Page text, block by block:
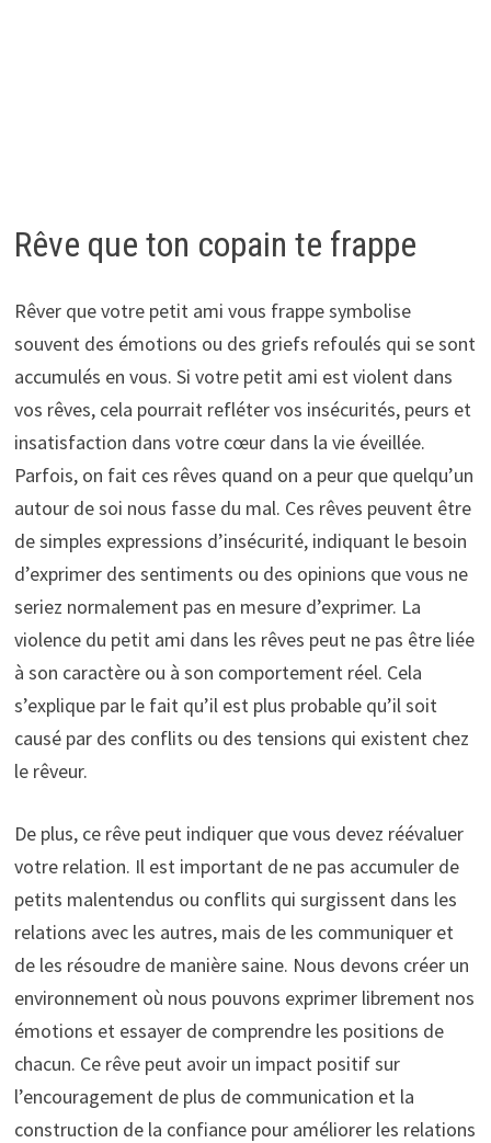
Rêve que ton copain te frappe
Rêver que votre petit ami vous frappe symbolise
souvent des émotions ou des griefs refoulés qui se sont
accumulés en vous. Si votre petit ami est violent dans
vos rêves, cela pourrait refléter vos insécurités, peurs et
insatisfaction dans votre cœur dans la vie éveillée.
Parfois, on fait ces rêves quand on a peur que quelqu’un
autour de soi nous fasse du mal. Ces rêves peuvent être
de simples expressions d’insécurité, indiquant le besoin
d’exprimer des sentiments ou des opinions que vous ne
seriez normalement pas en mesure d’exprimer. La
violence du petit ami dans les rêves peut ne pas être liée
à son caractère ou à son comportement réel. Cela
s’explique par le fait qu’il est plus probable qu’il soit
causé par des conflits ou des tensions qui existent chez
le rêveur.
De plus, ce rêve peut indiquer que vous devez réévaluer
votre relation. Il est important de ne pas accumuler de
petits malentendus ou conflits qui surgissent dans les
relations avec les autres, mais de les communiquer et
de les résoudre de manière saine. Nous devons créer un
environnement où nous pouvons exprimer librement nos
émotions et essayer de comprendre les positions de
chacun. Ce rêve peut avoir un impact positif sur
l’encouragement de plus de communication et la
construction de la confiance pour améliorer les relations